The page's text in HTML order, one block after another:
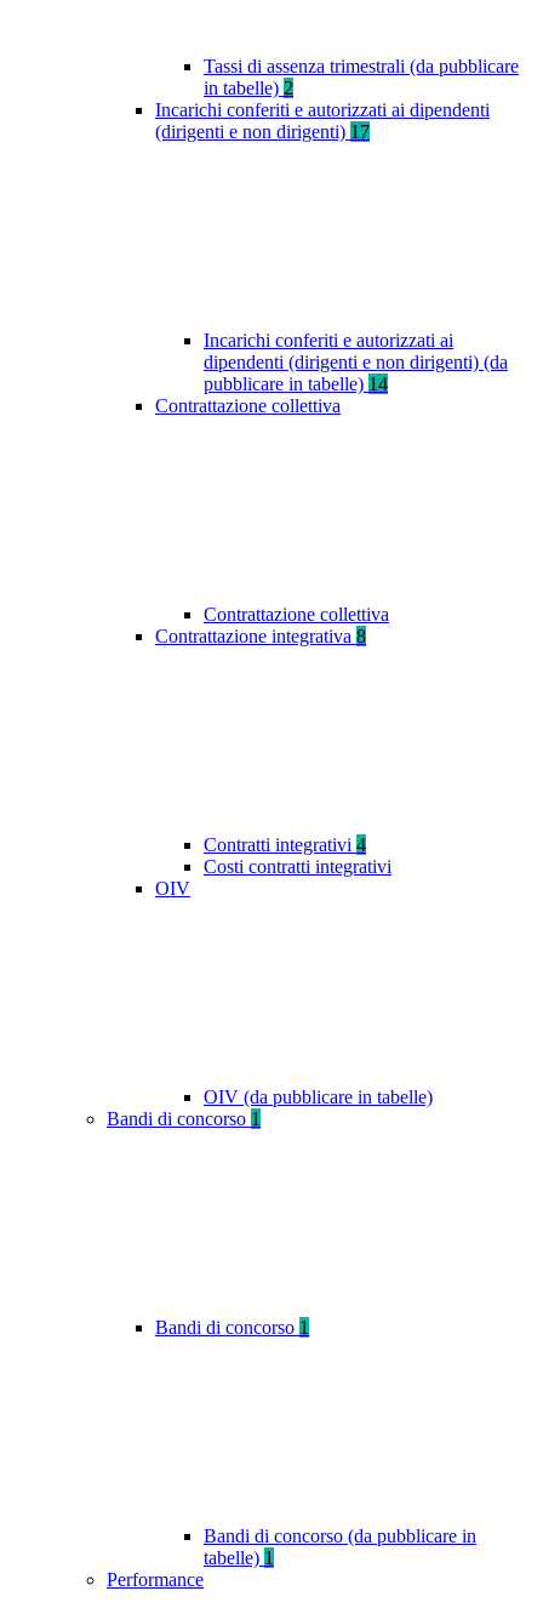
Tassi di assenza trimestrali (da pubblicare
in tabelle) 2
Incarichi conferiti e autorizzati ai dipendenti
(dirigenti e non dirigenti) 17
Incarichi conferiti e autorizzati ai
dipendenti (dirigenti e non dirigenti) (da
pubblicare in tabelle) 14
Contrattazione collettiva
Contrattazione collettiva
Contrattazione integrativa 8
Contratti integrativi 4
Costi contratti integrativi
OIV
OIV (da pubblicare in tabelle)
Bandi di concorso 1
Bandi di concorso 1
Bandi di concorso (da pubblicare in
tabelle) 1
Performance